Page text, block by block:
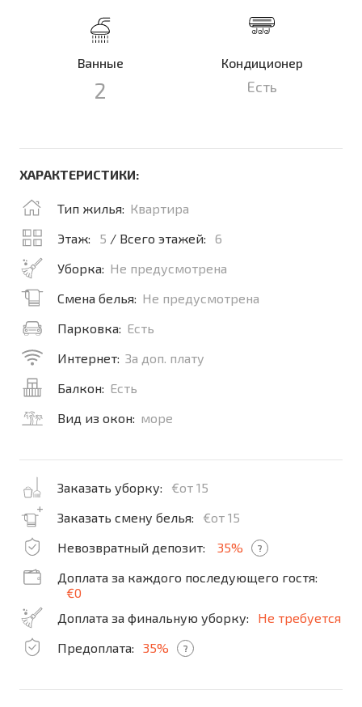
Ванные
2
Кондиционер
Есть
ХАРАКТЕРИСТИКИ:
Тип жилья: Квартира
Этаж:
5 / Всего этажей:
6
Уборка: Не предусмотрена
Смена белья: Не предусмотрена
Парковка: Есть
Интернет: За доп. плату
Балкон: Есть
Вид из окон: море
Заказать уборку:
€от 15
Заказать смену белья:
€от 15
Невозвратный депозит:
35% ?
Доплата за каждого последующего гостя:
€0
Доплата за финальную уборку:
Не требуется
Предоплата:
35% ?